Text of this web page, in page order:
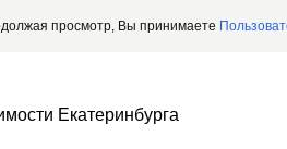
просмотр, Вы принимаете
Екатеринбурга